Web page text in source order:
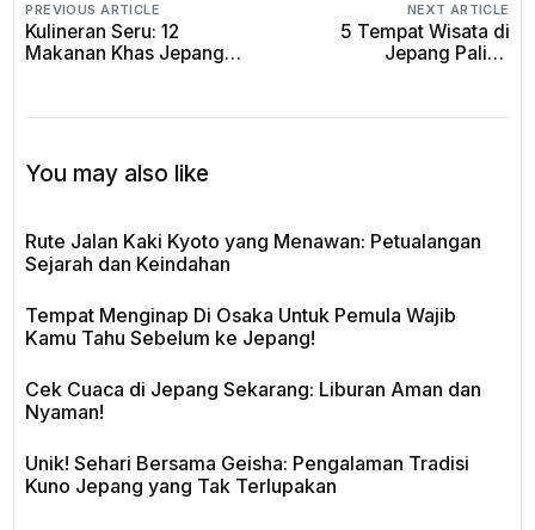
PREVIOUS ARTICLE
Kulineran Seru: 12
Makanan Khas Jepang
NEXT ARTICLE
5 Tempat Wisata di
Jepang Paling
You may also like
Rute Jalan Kaki Kyoto yang Menawan: Petualangan
Sejarah dan Keindahan
Tempat Menginap Di Osaka Untuk Pemula Wajib
Kamu Tahu Sebelum ke Jepang!
Cek Cuaca di Jepang Sekarang: Liburan Aman dan
Nyaman!
Unik! Sehari Bersama Geisha: Pengalaman Tradisi
Kuno Jepang yang Tak Terlupakan